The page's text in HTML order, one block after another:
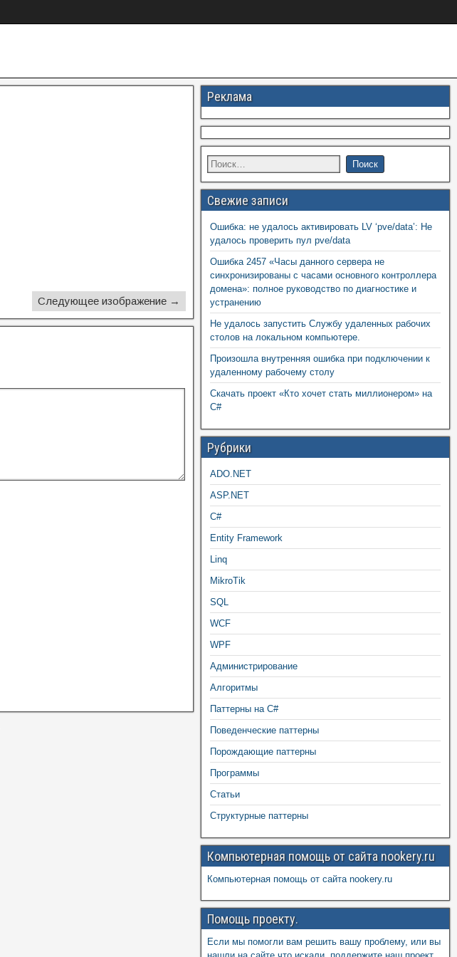
Следующее изображение →
Реклама
Свежие записи
Ошибка: не удалось активировать LV ‘pve/data’: Не
удалось проверить пул pve/data
Ошибка 2457 «Часы данного сервера не
синхронизированы с часами основного контроллера
домена»: полное руководство по диагностике и
устранению
Не удалось запустить Службу удаленных рабочих
столов на локальном компьютере.
Произошла внутренняя ошибка при подключении к
удаленному рабочему столу
Скачать проект «Кто хочет стать миллионером» на
C#
Рубрики
ADO.NET
ASP.NET
C#
Entity Framework
Linq
MikroTik
SQL
WCF
WPF
Администрирование
Алгоритмы
Паттерны на C#
Поведенческие паттерны
Порождающие паттерны
Программы
Статьи
Структурные паттерны
Компьютерная помощь от сайта nookery.ru
Компьютерная помощь от сайта nookery.ru
Помощь проекту.
Если мы помогли вам решить вашу проблему, или вы